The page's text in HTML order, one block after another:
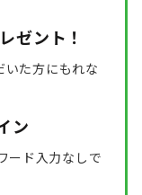
ゼント！
た方にもれな
ン
ード入力なしで